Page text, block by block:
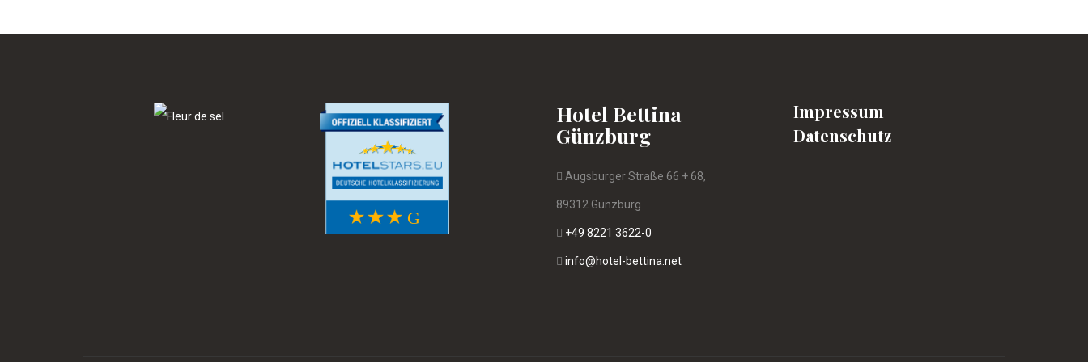
Hotel Bettina
Günzburg
Augsburger Straße 66 + 68,
89312 Günzburg
+49 8221 3622-0
info@hotel-bettina.net
Impressum
Datenschutz